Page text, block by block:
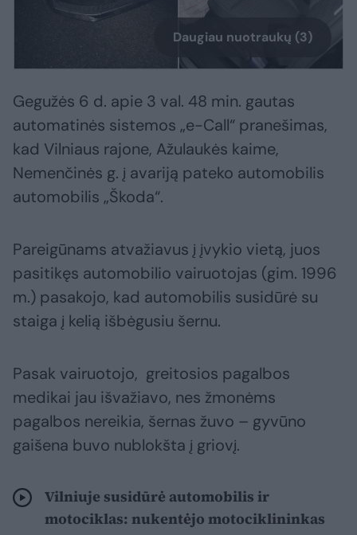
Daugiau nuotraukų (3)
Gegužės 6 d. apie 3 val. 48 min. gautas
automatinės sistemos „e-Call“ pranešimas,
kad Vilniaus rajone, Ažulaukės kaime,
Nemenčinės g. į avariją pateko automobilis
automobilis „Škoda“.
Pareigūnams atvažiavus į įvykio vietą, juos
pasitikęs automobilio vairuotojas (gim. 1996
m.) pasakojo, kad automobilis susidūrė su
staiga į kelią išbėgusiu šernu.
Pasak vairuotojo, greitosios pagalbos
medikai jau išvažiavo, nes žmonėms
pagalbos nereikia, šernas žuvo – gyvūno
gaišena buvo nublokšta į griovį.
Vilniuje susidūrė automobilis ir
motociklas: nukentėjo motociklininkas